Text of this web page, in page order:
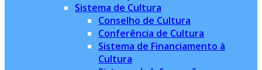
Sistema de Cultura
Conselho de Cultura
Conferência de Cultura
Sistema de Financiamento à
Cultura